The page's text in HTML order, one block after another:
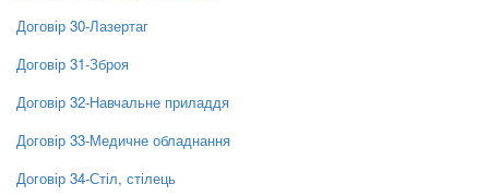
Договір 30-Лазертаг
Договір 31-Зброя
Договір 32-Навчальне приладдя
Договір 33-Медичне обладнання
Договір 34-Стіл, стілець